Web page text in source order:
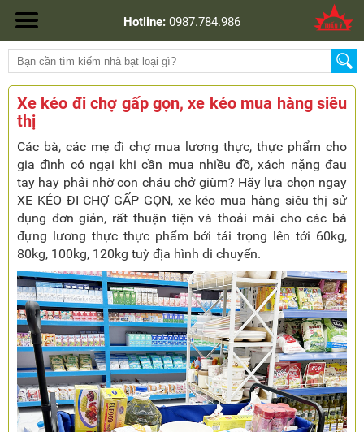
Hotline: 0987.784.986
Xe kéo đi chợ gấp gọn, xe kéo mua hàng siêu
thị
Các bà, các mẹ đi chợ mua lương thực, thực phẩm cho
gia đình có ngại khi cần mua nhiều đồ, xách nặng đau
tay hay phải nhờ con cháu chở giùm? Hãy lựa chọn ngay
XE KÉO ĐI CHỢ GẤP GỌN, xe kéo mua hàng siêu thị sử
dụng đơn giản, rất thuận tiện và thoải mái cho các bà
đựng lương thực thực phẩm bởi tải trọng lên tới 60kg,
80kg, 100kg, 120kg tuỳ địa hình di chuyển.